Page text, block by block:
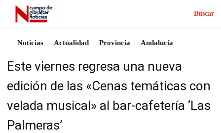
Buscar
Noticias Actualidad Provincia Andalucía
Este viernes regresa una nueva
edición de las «Cenas temáticas con
velada musical» al bar-cafetería ‘Las
Palmeras’